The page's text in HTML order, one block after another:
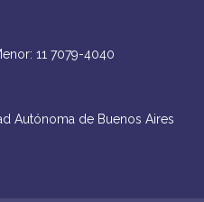
11 7079-4040
Autónoma de Buenos Aires